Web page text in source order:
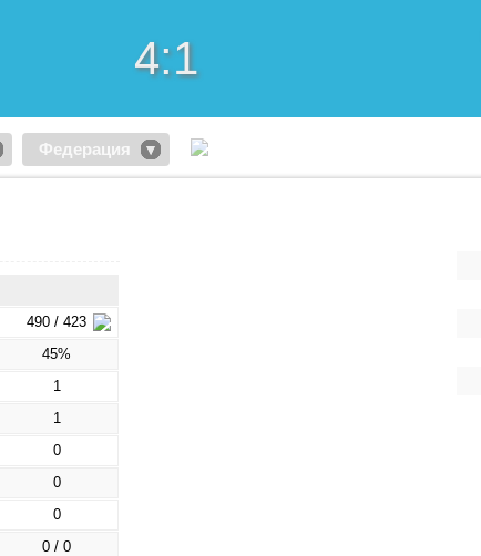
4:1
Федерация
490 / 423
45%
1
1
0
0
0
0 / 0